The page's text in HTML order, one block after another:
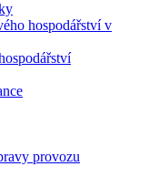
hospodářství v
provozu